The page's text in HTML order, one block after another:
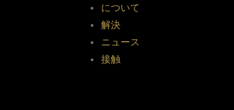
について
解決
ニュース
接触